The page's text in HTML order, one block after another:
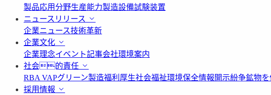
製品応用分野生産能力製造設備試験装置
ニュースリリース
企業ニュース技術革新
企業文化
企業理念イベント記事会社環境案内
社会的責任
RBA VAPグリーン製造福利厚生社会福祉環境保全情報開示紛争鉱物
採用情報